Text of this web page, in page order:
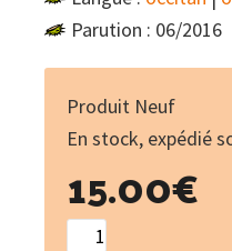
Parution : 06/2016
Produit Neuf
En stock, expédié
15.00€
quantité